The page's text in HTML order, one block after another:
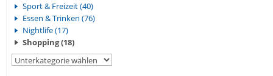
Sport & Freizeit (40)
Essen & Trinken (76)
Nightlife (17)
Shopping (18)